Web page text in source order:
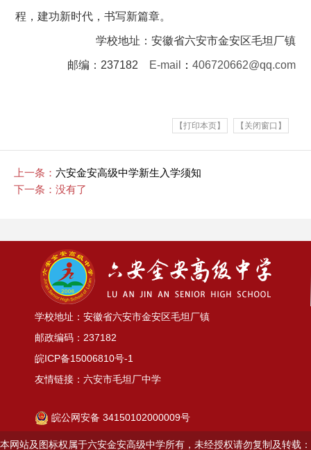
程，建功新时代，书写新篇章。
学校地址：安徽省六安市金安区毛坦厂镇
邮编：237182 E-mail ： 406720662@qq.com
【打印本页】 【关闭窗口】
上一条： 六安金安高级中学新生入学须知
下一条：没有了
学校地址：安徽省六安市金安区毛坦厂镇
邮政编码：237182
皖ICP备15006810号-1
友情链接： 六安市毛坦厂中学
皖公网安备 34150102000009号
本网站及图标权属于六安金安高级中学所有，未经授权请勿复制及转载：